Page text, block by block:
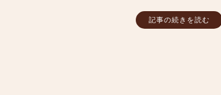
記事の続きを読む